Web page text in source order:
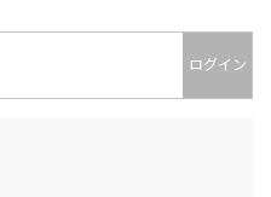
ログイン